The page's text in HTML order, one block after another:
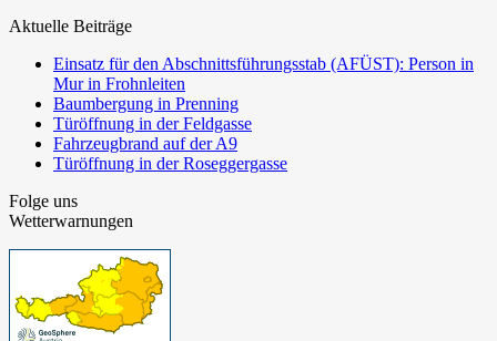
Aktuelle Beiträge
Einsatz für den Abschnittsführungsstab (AFÜST): Person in
Mur in Frohnleiten
Baumbergung in Prenning
Türöffnung in der Feldgasse
Fahrzeugbrand auf der A9
Türöffnung in der Roseggergasse
Folge uns
Wetterwarnungen